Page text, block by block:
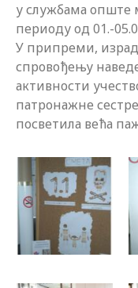
у службама опште
периоду од 01.-
У припреми,
спровођењу
активности
патронажне
посветила већа